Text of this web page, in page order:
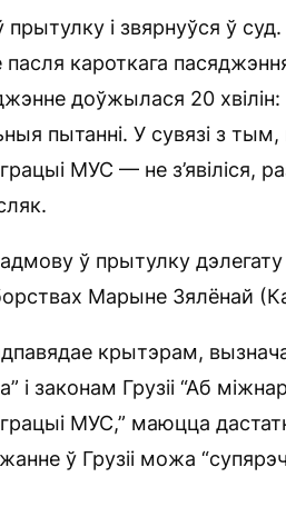
і звярнуўся ў суд.
кароткага
доўжылася 20 хвілін:
пытанні. У сувязі з
МУС — не з’явіліся,
ў прытулку дэлегату
Марыне Зялёнай
крытэрам,
і законам Грузіі “Аб
МУС,” маюцца
ў Грузіі можа